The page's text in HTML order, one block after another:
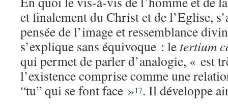
et finalement du Christ et de l’Eglise,
pensée de l’image et ressemblance
s’explique sans équivoque : le tertium
qui permet de parler d’analogie, « est
l’existence comprise comme une
“tu” qui se font face »17. Il développe